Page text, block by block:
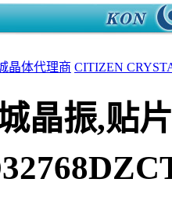
晶体代理商 CITIZEN
晶振,贴